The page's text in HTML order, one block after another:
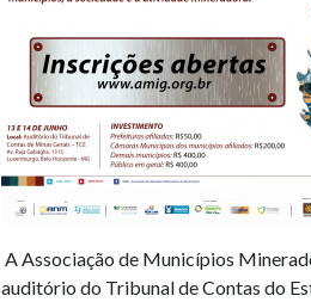
A Associação de Municípios
auditório do Tribunal de Contas do